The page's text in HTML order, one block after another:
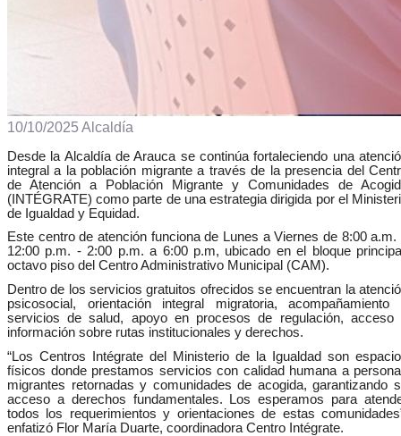
10/10/2025 Alcaldía
Desde la Alcaldía de Arauca se continúa fortaleciendo una
integral a la población migrante a través de la presencia del
de Atención a Población Migrante y Comunidades de
(INTÉGRATE) como parte de una estrategia dirigida por el
de Igualdad y Equidad.
Este centro de atención funciona de Lunes a Viernes de 8:00 a.m.
12:00 p.m. - 2:00 p.m. a 6:00 p.m, ubicado en el bloque
octavo piso del Centro Administrativo Municipal (CAM).
Dentro de los servicios gratuitos ofrecidos se encuentran la
psicosocial, orientación integral migratoria, acompañamiento
servicios de salud, apoyo en procesos de regulación, acceso
información sobre rutas institucionales y derechos.
“Los Centros Intégrate del Ministerio de la Igualdad son
físicos donde prestamos servicios con calidad humana a
migrantes retornadas y comunidades de acogida, garantizando
acceso a derechos fundamentales. Los esperamos para
todos los requerimientos y orientaciones de estas
enfatizó Flor María Duarte, coordinadora Centro Intégrate.